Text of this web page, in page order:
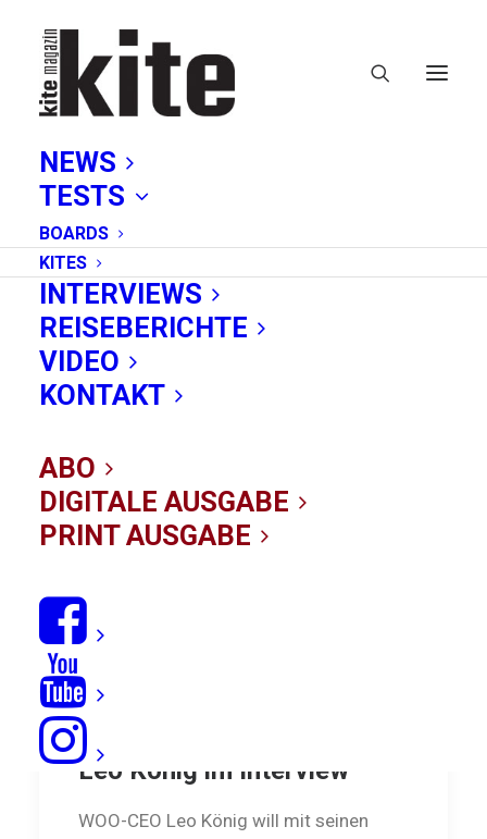
NEWS
TESTS
BOARDS
KITES
INTERVIEWS
REISEBERICHTE
VIDEO
KONTAKT
ABO
DIGITALE AUSGABE
PRINT AUSGABE
Big-Air
Game of Stoke: WOO-CEO
Leo König im Interview
WOO-CEO Leo König will mit seinen